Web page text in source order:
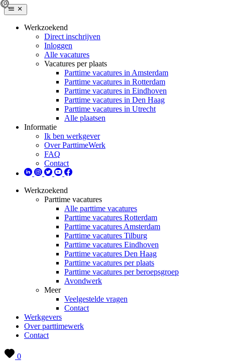
Werkzoekend
Direct inschrijven
Inloggen
Alle vacatures
Vacatures per plaats
Parttime vacatures in Amsterdam
Parttime vacatures in Rotterdam
Parttime vacatures in Eindhoven
Parttime vacatures in Den Haag
Parttime vacatures in Utrecht
Alle plaatsen
Informatie
Ik ben werkgever
Over ParttimeWerk
FAQ
Contact
Werkzoekend
Parttime vacatures
Alle parttime vacatures
Parttime vacatures Rotterdam
Parttime vacatures Amsterdam
Parttime vacatures Tilburg
Parttime vacatures Eindhoven
Parttime vacatures Den Haag
Parttime vacatures per plaats
Parttime vacatures per beroepsgroep
Avondwerk
Meer
Veelgestelde vragen
Contact
Werkgevers
Over parttimewerk
Contact
0